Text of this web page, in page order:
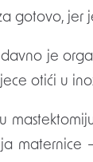
gotovo, jer
je
otići u